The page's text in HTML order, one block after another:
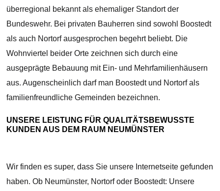
überregional bekannt als ehemaliger Standort der
Bundeswehr. Bei privaten Bauherren sind sowohl Boostedt
als auch Nortorf ausgesprochen begehrt beliebt. Die
Wohnviertel beider Orte zeichnen sich durch eine
ausgeprägte Bebauung mit Ein- und Mehrfamilienhäusern
aus. Augenscheinlich darf man Boostedt und Nortorf als
familienfreundliche Gemeinden bezeichnen.
UNSERE LEISTUNG FÜR QUALITÄTSBEWUSSTE
KUNDEN AUS DEM RAUM NEUMÜNSTER
Wir finden es super, dass Sie unsere Internetseite gefunden
haben. Ob Neumünster, Nortorf oder Boostedt: Unsere